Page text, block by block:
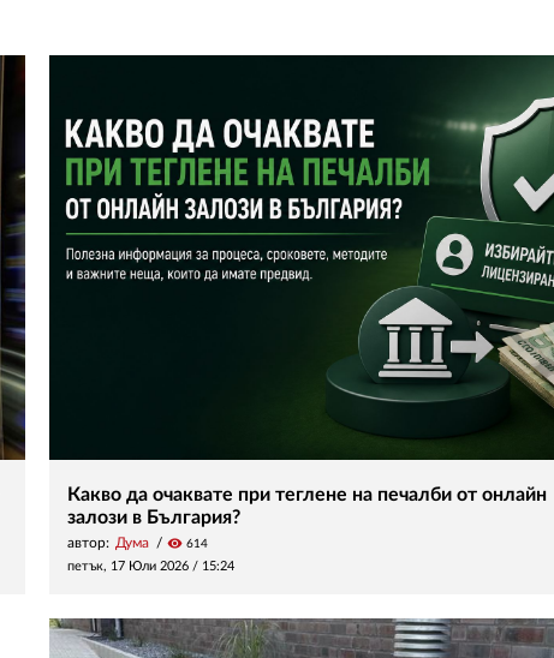
Какво да очаквате при теглене на печалби от онлайн
залози в България?
автор: Дума visibility 614
петък, 17 Юли 2026 / 15:24